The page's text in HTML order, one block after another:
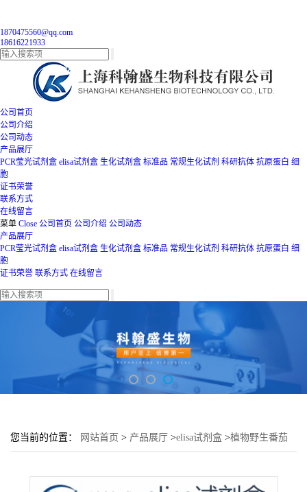
1870475560@qq.com
18616221933
公司首页
公司介绍
公司动态
产品展厅
PCR莹光试剂盒 elisa试剂盒 生化试剂盒 标准品 常规生化试剂 科研抗体 抗原蛋白 细
胞
证书荣誉
联系方式
在线留言
菜单 Close 公司首页 公司介绍 公司动态
产品展厅
PCR莹光试剂盒 elisa试剂盒 生化试剂盒 标准品 常规生化试剂 科研抗体 抗原蛋白 细
胞
证书荣誉 联系方式 在线留言
您当前的位置： 网站首页 > 产品展厅 >elisa试剂盒 >植物野生番茄